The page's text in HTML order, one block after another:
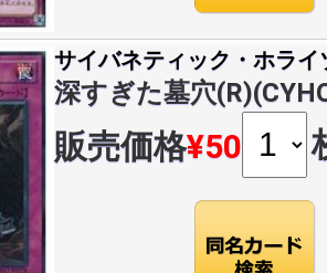
サイバネティック・ホライ
深すぎた墓穴
販売価格¥50